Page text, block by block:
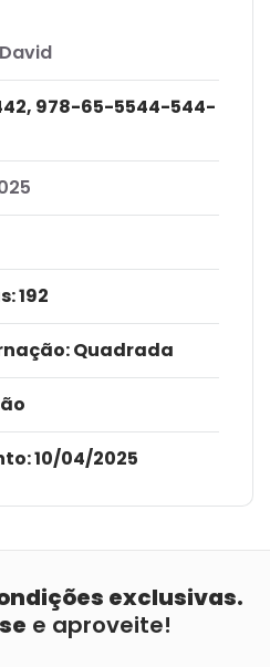
978-65-5544-544-
: 192
: Quadrada
10/04/2025